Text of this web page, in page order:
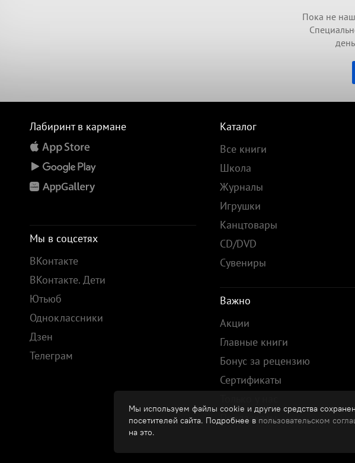
Мы используем файлы cookie и другие средства
посетителей сайта. Подробнее в пользовательском
на это.
Пока не
Лабиринт в кармане
Мы в соцсетях
ВКонтакте
ВКонтакте. Дети
Ютьюб
Одноклассники
Дзен
Телеграм
Каталог
Все книги
Школа
Журналы
Игрушки
Канцтовары
CD/DVD
Сувениры
Важно
Акции
Главные книги
Бонус за рецензию
Сертификаты
Предзаказы